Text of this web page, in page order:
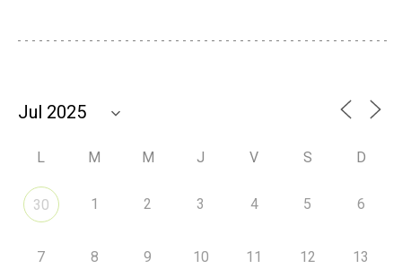
L M M J V S D
30 1 2 3 4 5 6
7 8 9 10 11 12 13